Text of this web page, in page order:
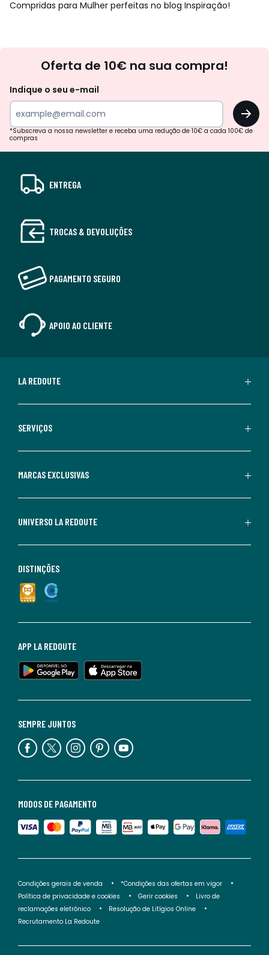
Compridas para Mulher perfeitas no blog Inspiração!
Oferta de 10€ na sua compra!
Indique o seu e-mail
OK
*Subscreva a nossa newsletter e receba uma redução de 10€ a cada 100€ de
compras
ENTREGA
TROCAS & DEVOLUÇÕES
PAGAMENTO SEGURO
APOIO AO CLIENTE
LA REDOUTE
SERVIÇOS
MARCAS EXCLUSIVAS
UNIVERSO LA REDOUTE
MODOS DE PAGAMENTO
SEMPRE JUNTOS
APP LA REDOUTE
DISTINÇÕES
Condições gerais de venda
*Condições das ofertas em vigor
Política de privacidade e cookies
Gerir cookies
Livro de
reclamações eletrónico
Resolução de Litígios Online
Recrutamento La Redoute